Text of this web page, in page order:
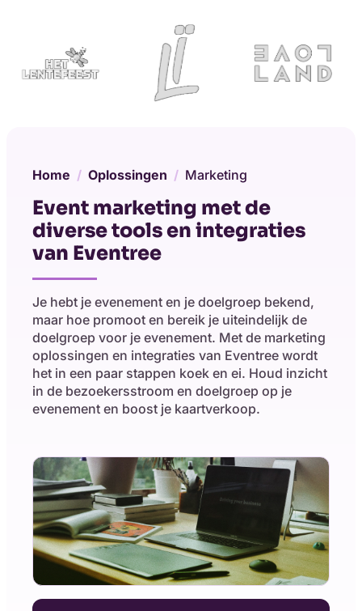
Home Oplossingen Marketing
Event marketing met de
diverse tools en integraties
van Eventree
Je hebt je evenement en je doelgroep bekend,
maar hoe promoot en bereik je uiteindelijk de
doelgroep voor je evenement. Met de marketing
oplossingen en integraties van Eventree wordt
het in een paar stappen koek en ei. Houd inzicht
in de bezoekersstroom en doelgroep op je
evenement en boost je kaartverkoop.